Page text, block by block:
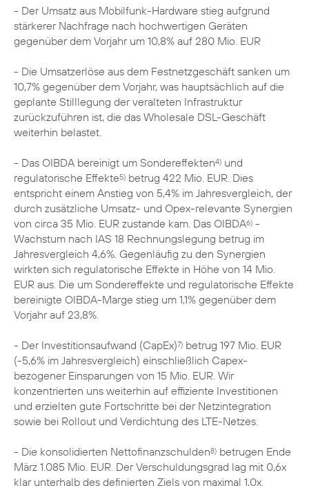
- Der Umsatz aus Mobilfunk-Hardware stieg aufgrund
stärkerer Nachfrage nach hochwertigen Geräten
gegenüber dem Vorjahr um 10,8% auf 280 Mio. EUR
- Die Umsatzerlöse aus dem Festnetzgeschäft sanken um
10,7% gegenüber dem Vorjahr, was hauptsächlich auf die
geplante Stilllegung der veralteten Infrastruktur
zurückzuführen ist, die das Wholesale DSL-Geschäft
weiterhin belastet.
- Das OIBDA bereinigt um Sondereffekten4) und
regulatorische Effekte5) betrug 422 Mio. EUR. Dies
entspricht einem Anstieg von 5,4% im Jahresvergleich, der
durch zusätzliche Umsatz- und Opex-relevante Synergien
von circa 35 Mio. EUR zustande kam. Das OIBDA6) -
Wachstum nach IAS 18 Rechnungslegung betrug im
Jahresvergleich 4,6%. Gegenläufig zu den Synergien
wirkten sich regulatorische Effekte in Höhe von 14 Mio.
EUR aus. Die um Sondereffekte und regulatorische Effekte
bereinigte OIBDA-Marge stieg um 1,1% gegenüber dem
Vorjahr auf 23,8%.
- Der Investitionsaufwand (CapEx)7) betrug 197 Mio. EUR
(-5,6% im Jahresvergleich) einschließlich Capex-
bezogener Einsparungen von 15 Mio. EUR. Wir
konzentrierten uns weiterhin auf effiziente Investitionen
und erzielten gute Fortschritte bei der Netzintegration
sowie bei Rollout und Verdichtung des LTE-Netzes.
- Die konsolidierten Nettofinanzschulden8) betrugen Ende
März 1.085 Mio. EUR. Der Verschuldungsgrad lag mit 0,6x
klar unterhalb des definierten Ziels von maximal 1,0x.